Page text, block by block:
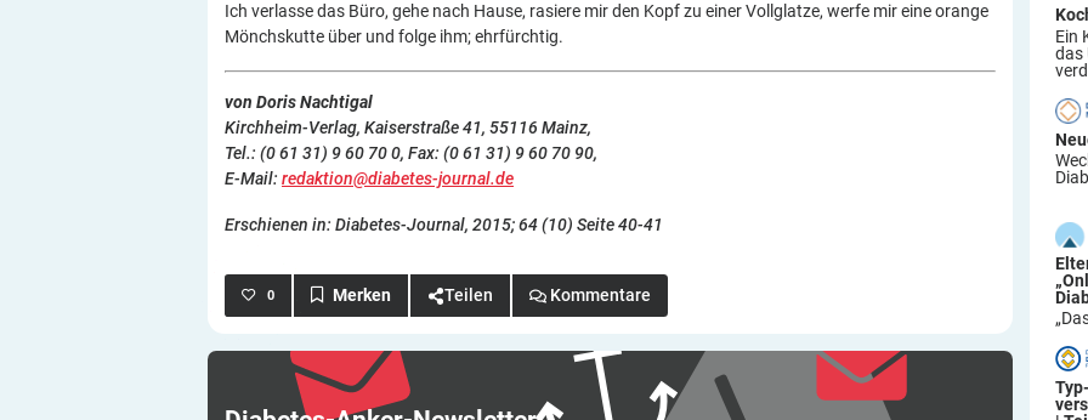
Ich verlasse das Büro, gehe nach Hause, rasiere mir den Kopf zu einer Vollglatze, werfe mir eine orange
Mönchskutte über und folge ihm; ehrfürchtig.
von Doris Nachtigal
Kirchheim-Verlag, Kaiserstraße 41, 55116 Mainz,
Tel.: (0 61 31) 9 60 70 0, Fax: (0 61 31) 9 60 70 90,
E-Mail: redaktion@diabetes-journal.de
Erschienen in: Diabetes-Journal, 2015; 64 (10) Seite 40-41
0 Teilen Kommentare
Ein
das